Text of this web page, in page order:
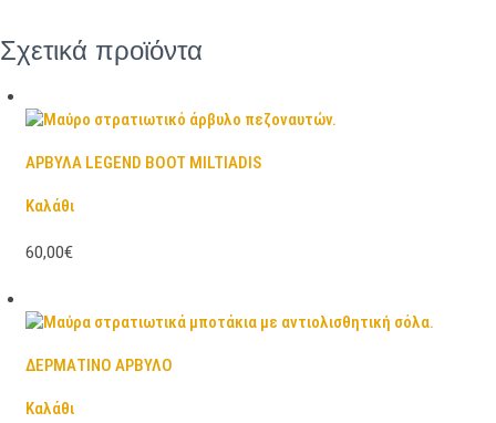
Σχετικά προϊόντα
ΑΡΒΥΛΑ LEGEND BOOT MILTIADIS
Καλάθι
60,00€
ΔΕΡΜΑΤΙΝΟ ΑΡΒΥΛΟ
Καλάθι